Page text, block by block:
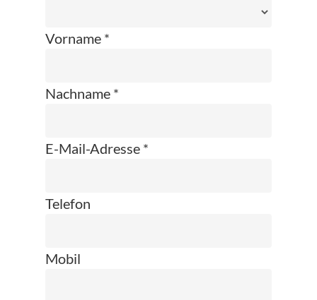
Vorname *
Nachname *
E-Mail-Adresse *
Telefon
Mobil